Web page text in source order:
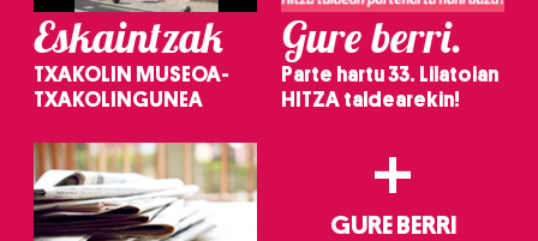
Eskaintzak
TXAKOLIN MUSEOA-
TXAKOLINGUNEA
Gure berri.
Parte hartu 33. Lilatoian
HITZA taldearekin!
+
GURE BERRI